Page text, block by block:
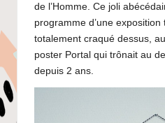
de l’Homme. Ce joli
programme d’une exposition
totalement craqué dessus,
poster Portal qui trônait au
depuis 2 ans.